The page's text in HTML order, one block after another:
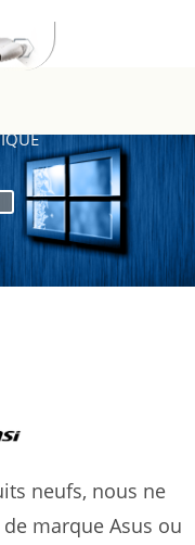
neufs, nous ne
marque Asus ou